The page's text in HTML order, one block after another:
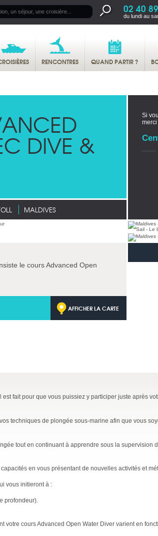
02 40
du lundi au
RENCONTRES QUAND PARTIR ?
DIVE &
MALDIVES
Si
merci
le cours Advanced Open
AFFICHER LA CARTE
est fait pour que vous puissiez y participer juste après
techniques de plongée sous-marine afin que vous
tout en continuant à apprendre sous la supervision
en vous présentant de nouvelles activités et
vous initieront à :
profondeur).
cours Advanced Open Water Diver varient en